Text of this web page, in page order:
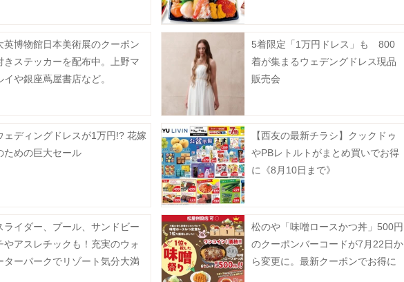
英博物館日本美術展のクーポン
きステッカーを配布中。上野マ
イや銀座蔦屋書店など。
5着限定「1万円ドレス」も 800
着が集まるウェデングドレス現品
販売会
ェディングドレスが1万円!? 花嫁
ための巨大セール
【西友の最新チラシ】クックドゥ
やPBレトルトがまとめ買いでお得
に《8月10日まで》
ライダー、プール、サンドビー
やアスレチックも！充実のウォ
ターパークでリゾート気分大満
松のや「味噌ロースかつ丼」500円
のクーポンバーコードが7月22日か
ら変更に。最新クーポンでお得に